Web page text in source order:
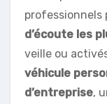
professionnels
d’écoute les
veille ou
véhicule
d’entreprise,